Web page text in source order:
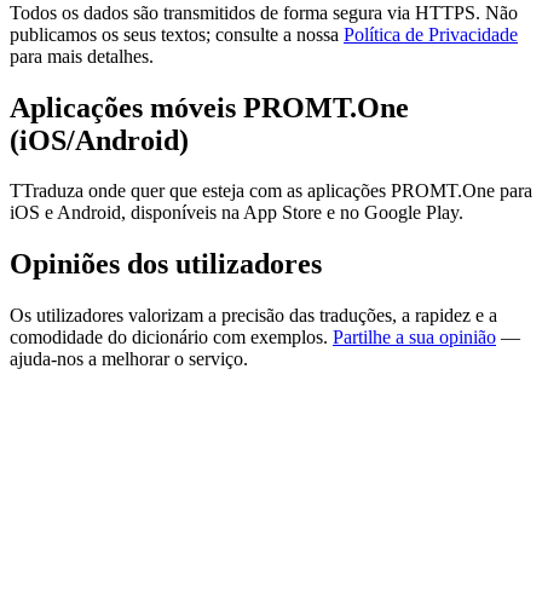
Todos os dados são transmitidos de forma segura via HTTPS. Não
publicamos os seus textos; consulte a nossa Política de Privacidade
para mais detalhes.
Aplicações móveis PROMT.One
(iOS/Android)
TTraduza onde quer que esteja com as aplicações PROMT.One para
iOS e Android, disponíveis na App Store e no Google Play.
Opiniões dos utilizadores
Os utilizadores valorizam a precisão das traduções, a rapidez e a
comodidade do dicionário com exemplos. Partilhe a sua opinião —
ajuda-nos a melhorar o serviço.